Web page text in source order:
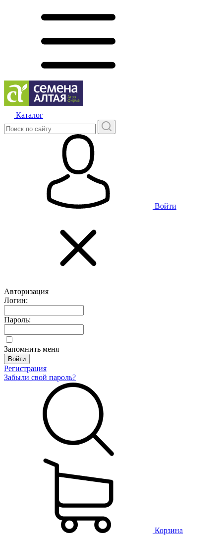
Каталог
Войти
Авторизация
Логин:
Пароль:
Запомнить меня
Регистрация
Забыли свой пароль?
Корзина